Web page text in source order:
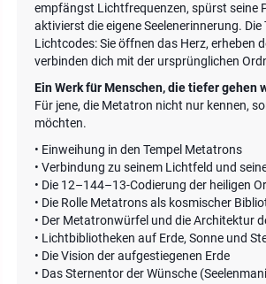
empfängst Lichtfrequenzen, spürst seine
aktivierst die eigene Seelenerinnerung. Die
Lichtcodes: Sie öffnen das Herz, erheben
verbinden dich mit der ursprünglichen
Ein Werk für Menschen, die tiefer gehen
Für jene, die Metatron nicht nur kennen,
möchten.
• Einweihung in den Tempel Metatrons
• Verbindung zu seinem Lichtfeld und
• Die 12–144–13-Codierung der heiligen
• Die Rolle Metatrons als kosmischer
• Der Metatronwürfel und die Architektur
• Lichtbibliotheken auf Erde, Sonne und
• Die Vision der aufgestiegenen Erde
• Das Sternentor der Wünsche